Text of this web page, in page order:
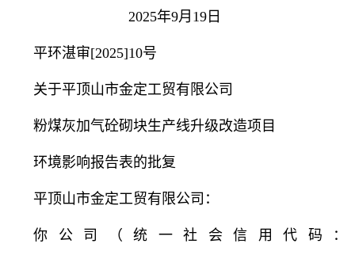
2025年9月19日
平环湛审[2025]10号
关于平顶山市金定工贸有限公司
粉煤灰加气砼砌块生产线升级改造项目
环境影响报告表的批复
平顶山市金定工贸有限公司：
你公司（统一社会信用代码：